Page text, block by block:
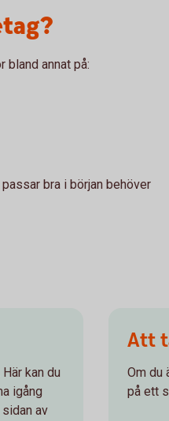
bland annat på:
bra i början behöver
kan du
igång
av
Att
Om du
på ett